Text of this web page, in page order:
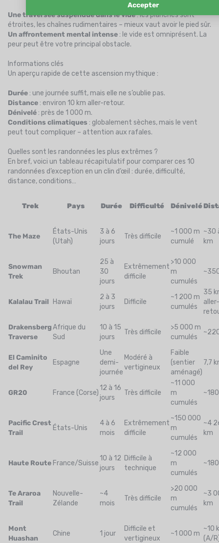
Une traversée suspendue dans le vide: les planches sont
étroites, les chaînes rudimentaires – mieux vaut avoir le pied sûr.
Un affrontement mental intense : le vide est omniprésent. La
peur peut être votre principal obstacle.
Informations clés
Un aperçu rapide de cette ascension mythique :
Durée : une journée suffit, mais elle ne s’oublie pas.
Distance : environ 10 km aller-retour.
Dénivelé : près de 1 000 m.
Conditions climatiques : globalement sèches, mais le vent
peut tout compliquer – attention aux rafales.
Quelles sont les randonnées les plus extrêmes ?
En bref, voici un tableau récapitulatif pour comparer ces 10
randonnées d’exception en un clin d’œil : durée, difficulté,
distance, conditions…
Trek Pays Durée Difficulté Dénivelé
The Maze
États-Unis
(Utah)
3 à 6
jours
Très difficile
~1 000 m
cumulé
~30
km
Snowman
Trek
Bhoutan
25 à
30
jours
Extrêmement
difficile
>10 000
m
cumulés
Kalalau Trail Hawaï
2 à 3
jours
Difficile
~1 200 m
cumulés
35
aller-
Drakensberg
Traverse
Afrique du
Sud
10 à 15
jours
Très difficile
>5 000 m
cumulés
El Caminito
del Rey
Espagne
Une
demi-
journée
Modéré à
vertigineux
Faible
(sentier
aménagé)
7,7
GR20 France (Corse)
12 à 16
jours
Très difficile
~11 000
m
cumulés
Pacific Crest
Trail
États-Unis
4 à 6
mois
Extrêmement
difficile
~150 000
m
cumulés
~4
km
Haute Route France/Suisse
10 à 12
jours
Difficile à
technique
~12 000
m
cumulés
Te Araroa
Trail
Nouvelle-
Zélande
~4
mois
Très difficile
>20 000
m
cumulés
~3
km
Mont
Huashan
Chine 1 jour
Difficile et
vertigineux
~1 000 m
~10
(A/